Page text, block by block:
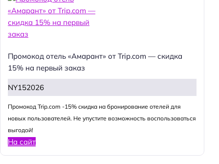
Промокод отель «Амарант» от Trip.com — скидка
15% на первый заказ
NY152026
Промокод Trip.com -15% скидка на бронирование отелей для
новых пользователей. Не упустите возможность воспользоваться
выгодой!
На сайт